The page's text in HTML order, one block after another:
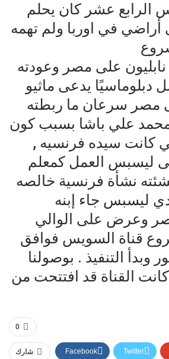
الرابع عشر كان يحلم
أراضي في اوربا ولم تهمه
على مصر وعودته
دبلوماسيًا يدعى ماثيو
مصر سرعان ما ربطته
محمد علي باشا بسبب كون
كانت سيده فرنسيه ,
ليسبس العمل كمعلم
نشأة فرنسية خالصه
دي ليسبس جاء إبنه
وعرض على الوالي
قناة السويس فوافق
وبدأ التنفيذ . بوصولنا
الى عام 1869 كانت القناة قد افتتحت من
0
شارك Facebook Twitter